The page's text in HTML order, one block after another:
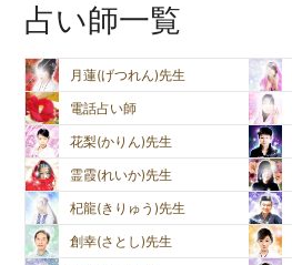
占い師一覧
月蓮(げつれん)先生
電話占い師
花梨(かりん)先生
霊霞(れいか)先生
杞龍(きりゅう)先生
創幸(さとし)先生